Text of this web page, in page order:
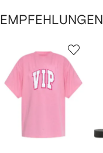
EMPFEHLUNGEN